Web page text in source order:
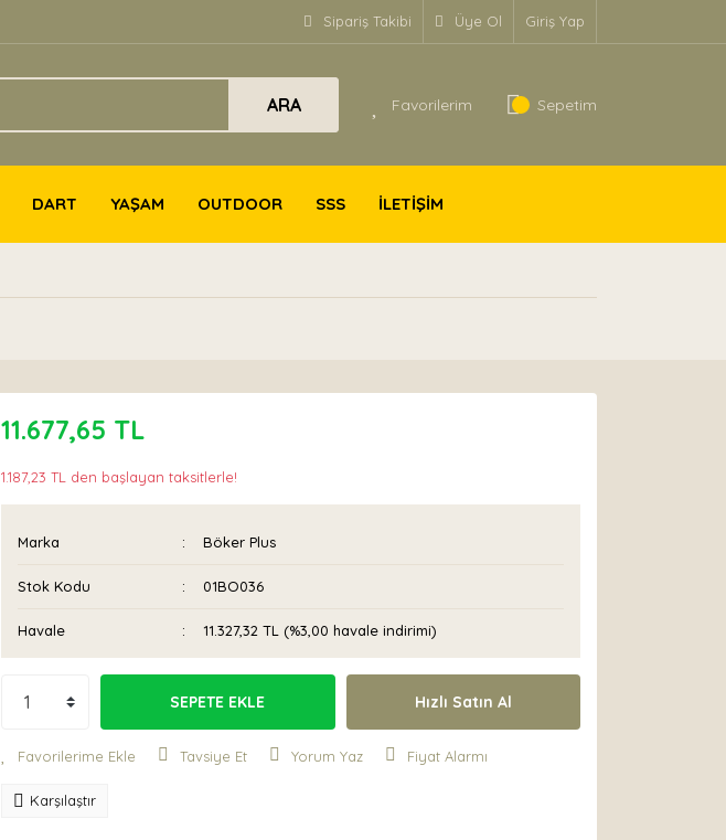
Sipariş Takibi Üye Ol Giriş Yap
ARA Favorilerim Sepetim
DART YAŞAM OUTDOOR SSS İLETİŞİM
11.677,65 TL
1.187,23 TL den başlayan taksitlerle!
Marka Böker Plus
Stok Kodu 01BO036
Havale 11.327,32 TL (%3,00 havale indirimi)
SEPETE EKLE Hızlı Satın Al
Tavsiye Et Yorum Yaz Fiyat Alarmı
Karşılaştır